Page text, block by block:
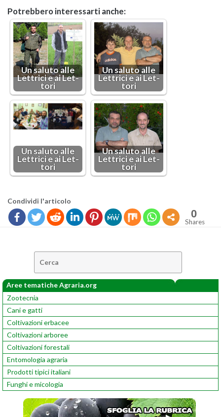
Po­treb­be­ro in­te­res­sar­ti anche:
Un sa­lu­to alle
Let­tri­ci e ai Let­
to­ri
Un sa­lu­to alle
Let­tri­ci e ai Let­
to­ri
Un sa­lu­to alle
Let­tri­ci e ai Let­
to­ri
Un sa­lu­to alle
Let­tri­ci e ai Let­
to­ri
Con­di­vi­di l'ar­ti­co­lo
0
Shares
Aree tematiche Agraria.org
Zootecnia
Cani e gatti
Coltivazioni erbacee
Coltivazioni arboree
Coltivazioni forestali
Entomologia agraria
Prodotti tipici italiani
Funghi e micologia